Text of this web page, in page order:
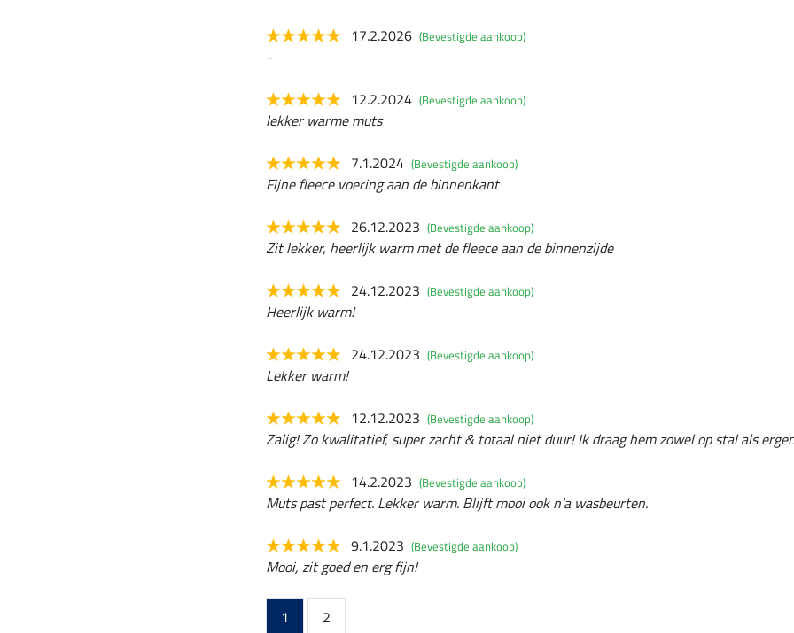
17.2.2026 (Bevestigde aankoop)
-
12.2.2024 (Bevestigde aankoop)
lekker warme muts
7.1.2024 (Bevestigde aankoop)
Fijne fleece voering aan de binnenkant
26.12.2023 (Bevestigde aankoop)
Zit lekker, heerlijk warm met de fleece aan de binnenzijde
24.12.2023 (Bevestigde aankoop)
Heerlijk warm!
24.12.2023 (Bevestigde aankoop)
Lekker warm!
12.12.2023 (Bevestigde aankoop)
Zalig! Zo kwalitatief, super zacht & totaal niet duur! Ik draag hem zowel op stal als
14.2.2023 (Bevestigde aankoop)
Muts past perfect. Lekker warm. Blijft mooi ook n'a wasbeurten.
9.1.2023 (Bevestigde aankoop)
Mooi, zit goed en erg fijn!
1 2